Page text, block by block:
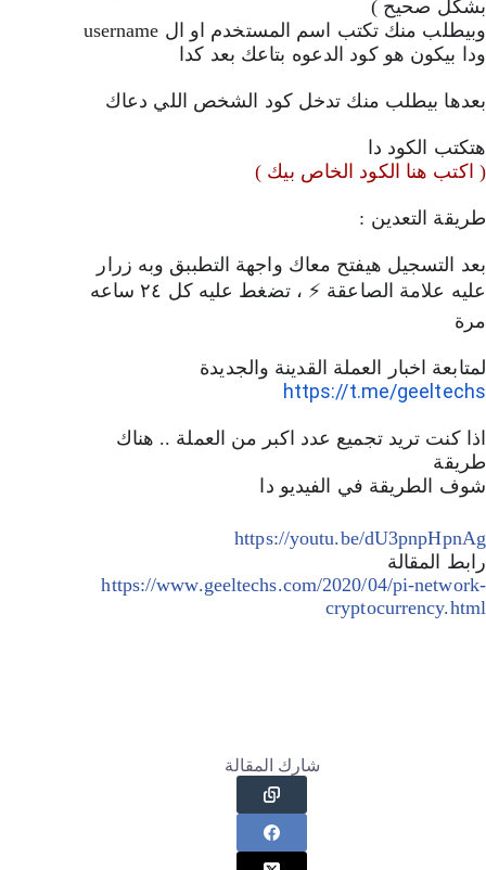
بشكل صحيح )
وبيطلب منك تكتب اسم المستخدم او ال username
ودا بيكون هو كود الدعوه بتاعك بعد كدا
بعدها بيطلب منك تدخل كود الشخص اللي دعاك
هتكتب الكود دا
( اكتب هنا الكود الخاص بيك )
طريقة التعدين :
مرة
لمتابعة اخبار العملة القدينة والجديدة
https://t.me/geeltechs
طريقة
شوف الطريقة في الفيديو دا
https://youtu.be/dU3pnpHpnAg
رابط المقالة
https://www.geeltechs.com/2020/04/pi-network-
cryptocurrency.html
شارك المقالة